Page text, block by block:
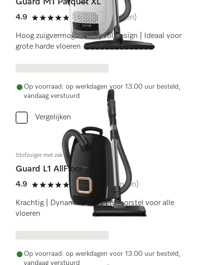
Guard M1 Parquet XL
4.9
4.9 sterren op 5
(15 beoordelingen)
Hoog zuigvermogen | Stijlvol design | Ideaal voor
grote harde vloeren
Op voorraad: op werkdagen voor 13.00 uur besteld,
vandaag verstuurd
Vergelijken
Stofzuiger met zak
Guard L1 AllFloor
4.9
4.9 sterren op 5
(22 beoordelingen)
Krachtig | DynamicDrive | Één borstel voor alle
vloeren
Op voorraad: op werkdagen voor 13.00 uur besteld,
vandaag verstuurd